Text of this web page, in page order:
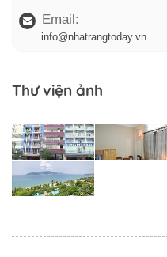
Email:
info@nhatrangtoday.vn
Thư viện ảnh